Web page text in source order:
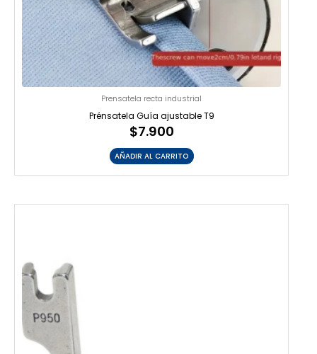
Prensatela recta industrial
Prénsatela Guía ajustable T9
$7.900
AÑADIR AL CARRITO